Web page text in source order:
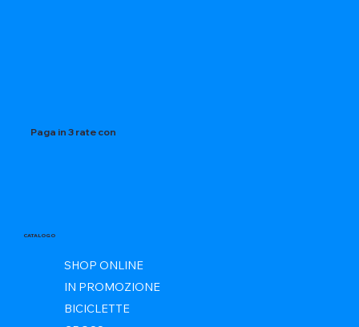
Paga in 3 rate con
CATALOGO
SHOP ONLINE
IN PROMOZIONE
BICICLETTE